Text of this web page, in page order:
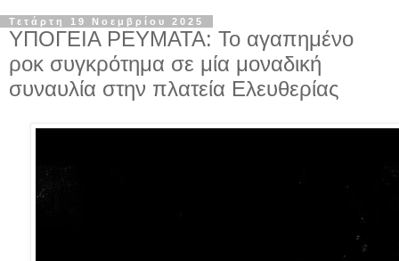
Τετάρτη 19 Νοεμβρίου 2025
ΥΠΟΓΕΙΑ ΡΕΥΜΑΤΑ: Το αγαπημένο
ροκ συγκρότημα σε μία μοναδική
συναυλία στην πλατεία Ελευθερίας